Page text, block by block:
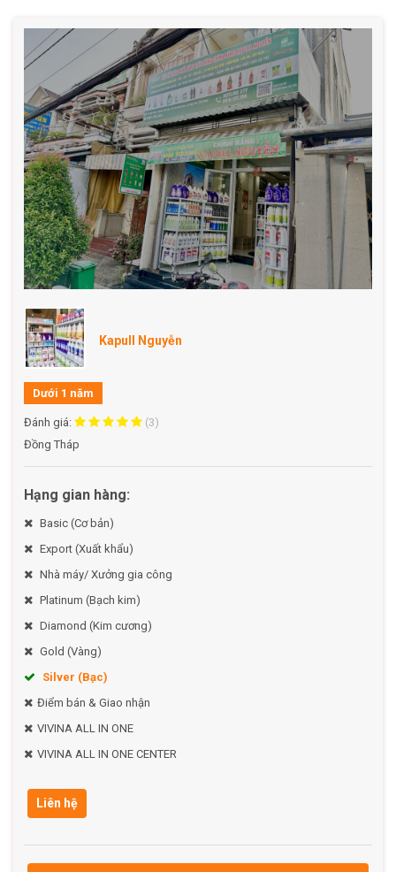
Kapull Nguyễn
Dưới 1 năm
Đánh giá:
(3)
Đồng Tháp
Hạng gian hàng:
Basic (Cơ bản)
Export (Xuất khẩu)
Nhà máy/ Xưởng gia công
Platinum (Bạch kim)
Diamond (Kim cương)
Gold (Vàng)
Silver (Bạc)
Điểm bán & Giao nhận
VIVINA ALL IN ONE
VIVINA ALL IN ONE CENTER
Liên hệ